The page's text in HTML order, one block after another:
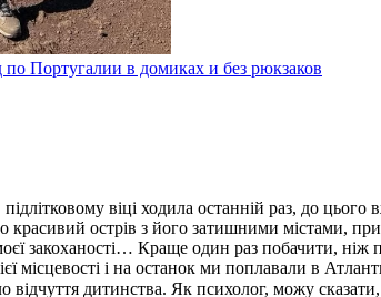
Португалии в домиках и без рюкзаков
віці ходила останній раз, до
острів з його затишними містами,
закоханості… Краще один раз побачити,
місцевості і на останок ми поплавали в
відчуття дитинства. Як психолог, можу